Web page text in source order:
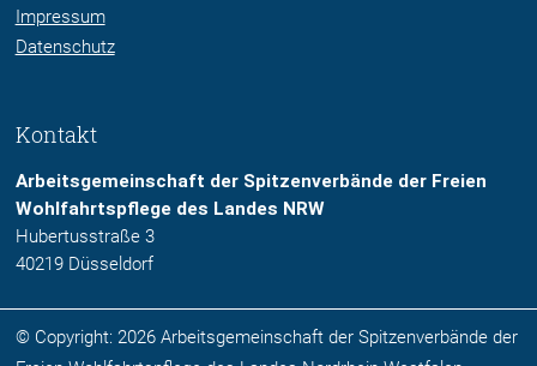
Impressum
Datenschutz
Kontakt
Arbeitsgemeinschaft der Spitzenverbände der Freien
Wohlfahrtspflege des Landes NRW
Hubertusstraße 3
40219 Düsseldorf
© Copyright: 2026 Arbeitsgemeinschaft der Spitzenverbände der